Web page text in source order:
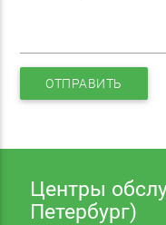
ОТПРАВИТЬ
Центры
Петербург)